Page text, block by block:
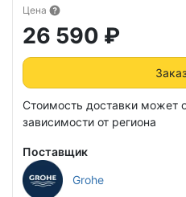
Цена
26 590 ₽
Стоимость доставки может
зависимости от региона
Поставщик
Grohe